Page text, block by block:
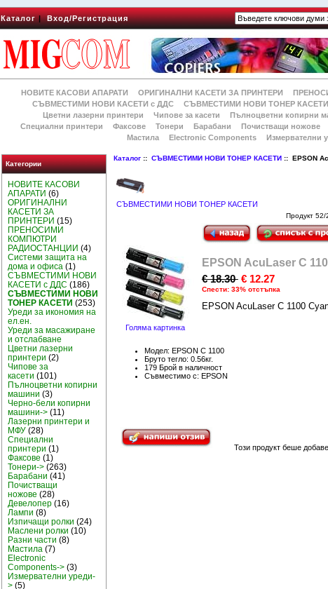
Каталог|Вход/Регистрация
НОВИТЕ КАСОВИ АПАРАТИ ОРИГИНАЛНИ КАСЕТИ ЗА ПРИНТЕРИ
СЪВМЕСТИМИ НОВИ КАСЕТИ с ДДС
СЪВМЕСТИМИ НОВИ ТОНЕР КАСЕТИ
Цветни лазерни принтери
Чипове за касети Пълноцветни копирни
Специални принтери
Факсове Тонери Барабани Почистващи ножове
Мастила
Electronic Components Измервателни
Категории
НОВИТЕ КАСОВИ
АПАРАТИ (6)
ОРИГИНАЛНИ
КАСЕТИ ЗА
ПРИНТЕРИ (15)
ПРЕНОСИМИ
КОМПЮТРИ
РАДИОСТАНЦИИ (4)
Системи защита на
дома и офиса (1)
СЪВМЕСТИМИ НОВИ
КАСЕТИ с ДДС (186)
СЪВМЕСТИМИ НОВИ
ТОНЕР КАСЕТИ (253)
Уреди за икономия на
ел.ен.
Уреди за масажиране
и отслабване
Цветни лазерни
принтери (2)
Чипове за
касети (101)
Пълноцветни копирни
машини (3)
Черно-бели копирни
машини-> (11)
Лазерни принтери и
МФУ (28)
Специални
принтери (1)
Факсове (1)
Тонери-> (263)
Барабани (41)
Почистващи
ножове (28)
Девелопер (16)
Лампи (8)
Изпичащи ролки (24)
Маслени ролки (10)
Разни части (8)
Мастила (7)
Electronic
Components-> (3)
Измервателни уреди-
> (5)
Каталог ::СЪВМЕСТИМИ НОВИ ТОНЕР КАСЕТИ :: EPSON
СЪВМЕСТИМИ НОВИ ТОНЕР КАСЕТИ
Продукт 52/
Голяма картинка
EPSON AcuLaser C
€ 18.30 € 12.27
Спести: 33% отстъпка
EPSON AcuLaser C 1100
Модел: EPSON C 1100
Бруто тегло: 0.56кг.
179 Брой в наличност
Съвместимо с: EPSON
Този продукт беше